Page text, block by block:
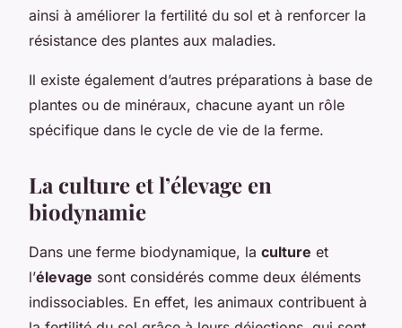
ainsi à améliorer la fertilité du sol et à renforcer la
résistance des plantes aux maladies.
Il existe également d’autres préparations à base de
plantes ou de minéraux, chacune ayant un rôle
spécifique dans le cycle de vie de la ferme.
La culture et l’élevage en
biodynamie
Dans une ferme biodynamique, la culture et
l’élevage sont considérés comme deux éléments
indissociables. En effet, les animaux contribuent à